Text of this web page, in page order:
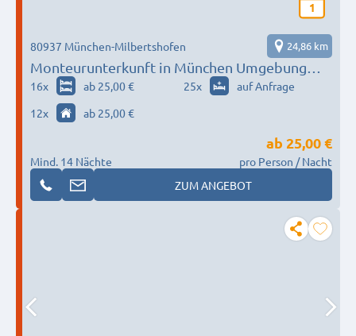
1
Monteurunterkunft in München Umgebung
nach Wunsch / Bedürfnis
80937 München-Milbertshofen 24,86 km
16x ab 25,00 € 25x
auf Anfrage
12x ab 25,00 €
Mind. 14 Nächte
ab 25,00 €
pro Person / Nacht
ZUM ANGEBOT